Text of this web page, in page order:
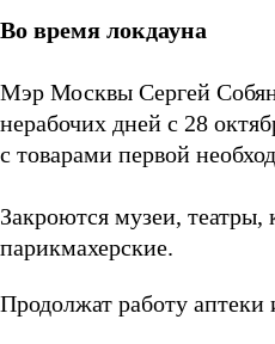
Во время локдауна
Мэр Москвы Сергей
нерабочих дней с 28
с товарами первой
Закроются музеи, театры,
парикмахерские.
Продолжат работу